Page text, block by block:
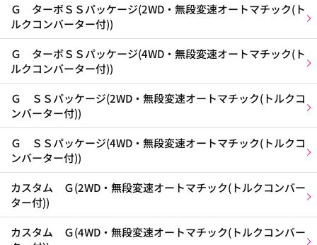
Ｇ ターボＳＳパッケージ(2WD・無段変速オートマチック(ト
ルクコンバーター付))
Ｇ ターボＳＳパッケージ(4WD・無段変速オートマチック(ト
ルクコンバーター付))
Ｇ ＳＳパッケージ(2WD・無段変速オートマチック(トルクコ
ンバーター付))
Ｇ ＳＳパッケージ(4WD・無段変速オートマチック(トルクコ
ンバーター付))
カスタム Ｇ(2WD・無段変速オートマチック(トルクコンバー
ター付))
カスタム Ｇ(4WD・無段変速オートマチック(トルクコンバー